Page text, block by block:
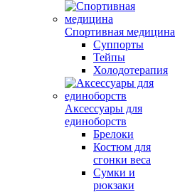
Спортивная медицина
Суппорты
Тейпы
Холодотерапия
Аксессуары для
единоборств
Брелоки
Костюм для
сгонки веса
Сумки и
рюкзаки